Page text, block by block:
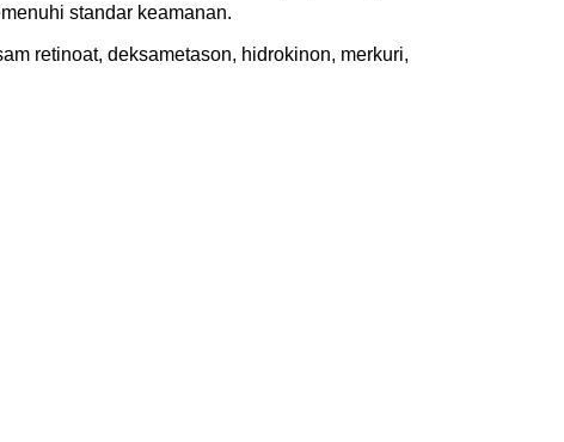
standar keamanan.
retinoat, deksametason, hidrokinon, merkuri,